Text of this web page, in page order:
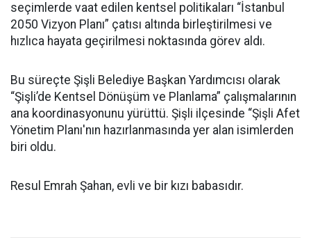
seçimlerde vaat edilen kentsel politikaları “İstanbul
2050 Vizyon Planı” çatısı altında birleştirilmesi ve
hızlıca hayata geçirilmesi noktasında görev aldı.
Bu süreçte Şişli Belediye Başkan Yardımcısı olarak
“Şişli’de Kentsel Dönüşüm ve Planlama” çalışmalarının
ana koordinasyonunu yürüttü. Şişli ilçesinde “Şişli Afet
Yönetim Planı'nın hazırlanmasında yer alan isimlerden
biri oldu.
Resul Emrah Şahan, evli ve bir kızı babasıdır.